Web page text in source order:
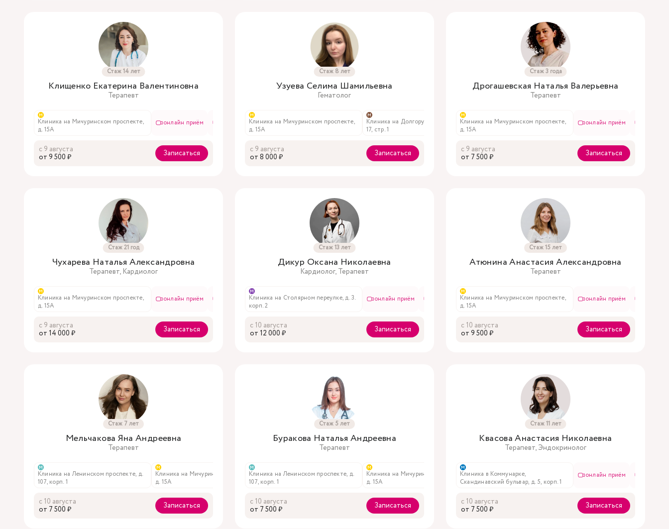
Стаж 14 лет
Клищенко Екатерина Валентиновна
Терапевт
м
Клиника на Мичуринском проспекте,
д. 15А
онлайн приём
с 9 августа
oт 9 500 ₽
Записаться
Стаж 8 лет
Узуева Селима Шамильевна
Гематолог
м
Клиника на Мичуринском проспекте,
д. 15А
м
Клиника на Долгоруковской улице, д.
17, стр. 1
онлайн приём в чате
с 9 августа
oт 8 000 ₽
Записаться
Стаж 3 года
Дрогашевская Наталья Валерьевна
Терапевт
м
Клиника на Мичуринском проспекте,
д. 15А
онлайн приём
с 9 августа
oт 7 500 ₽
Записаться
Стаж 21 год
Чухарева Наталья Александровна
Терапевт, Кардиолог
м
Клиника на Мичуринском проспекте,
д. 15А
онлайн приём
с 9 августа
oт 14 000 ₽
Записаться
Стаж 13 лет
Дикур Оксана Николаевна
Кардиолог, Терапевт
м
Клиника на Столярном переулке, д. 3.
корп. 2
онлайн приём
с 10 августа
oт 12 000 ₽
Записаться
Стаж 15 лет
Атюнина Анастасия Александровна
Терапевт
м
Клиника на Мичуринском проспекте,
д. 15А
онлайн приём
с 10 августа
oт 9 500 ₽
Записаться
Стаж 7 лет
Мельчакова Яна Андреевна
Терапевт
м
Клиника на Ленинском проспекте, д.
107, корп. 1
м
Клиника на Мичуринском проспекте,
д. 15А
онлайн приём в чате
с 10 августа
oт 7 500 ₽
Записаться
Стаж 5 лет
Буракова Наталья Андреевна
Терапевт
м
Клиника на Ленинском проспекте, д.
107, корп. 1
м
Клиника на Мичуринском проспекте,
д. 15А
онлайн приём
с 10 августа
oт 7 500 ₽
Записаться
Стаж 11 лет
Квасова Анастасия Николаевна
Терапевт, Эндокринолог
м
Клиника в Коммунарке,
Скандинавский бульвар, д. 5, корп. 1
онлайн приём
с 10 августа
oт 7 500 ₽
Записаться